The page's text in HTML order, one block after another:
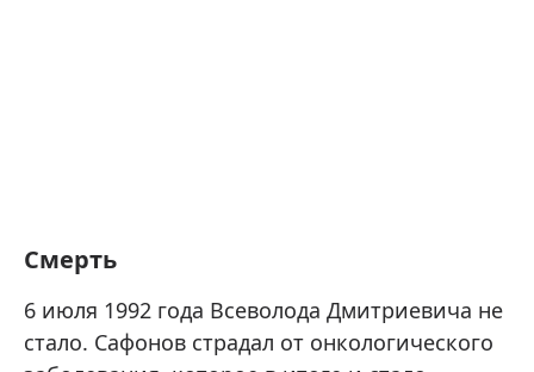
Смерть
6 июля 1992 года Всеволода Дмитриевича не
стало. Сафонов страдал от онкологического